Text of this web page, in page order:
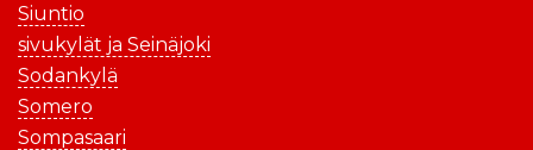
Siuntio
sivukylät ja Seinäjoki
Sodankylä
Somero
Sompasaari